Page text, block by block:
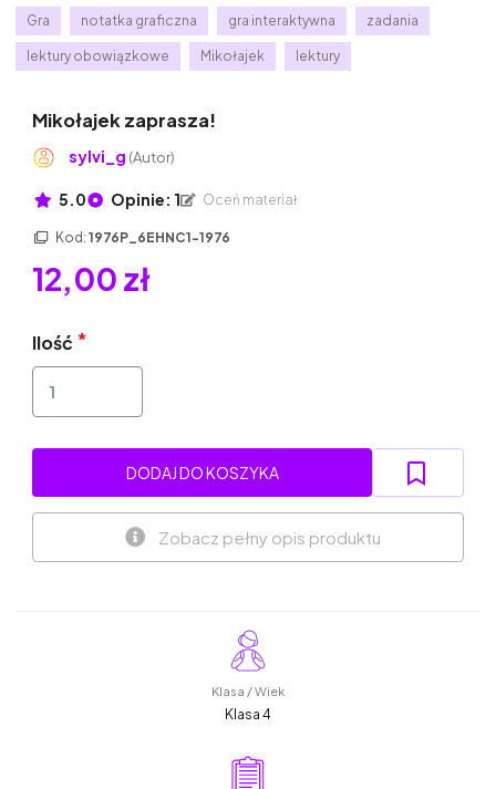
Gra notatka graficzna gra interaktywna zadania
lektury obowiązkowe Mikołajek lektury
Mikołajek zaprasza!
sylvi_g (Autor)
5.0 Opinie: 1 Oceń materiał
Kod: 1976P_6EHNC1-1976
12,00 zł
Ilość
DODAJ DO KOSZYKA
Zobacz pełny opis produktu
Klasa / Wiek
Klasa 4